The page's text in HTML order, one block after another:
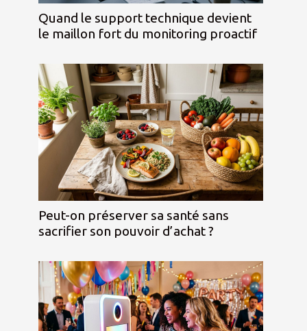
Quand le support technique devient
le maillon fort du monitoring proactif
Peut-on préserver sa santé sans
sacrifier son pouvoir d’achat ?